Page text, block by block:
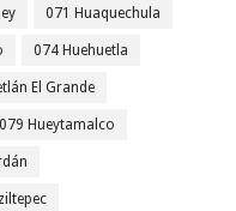
071 Huaquechula
074 Huehuetla
El Grande
079 Hueytamalco